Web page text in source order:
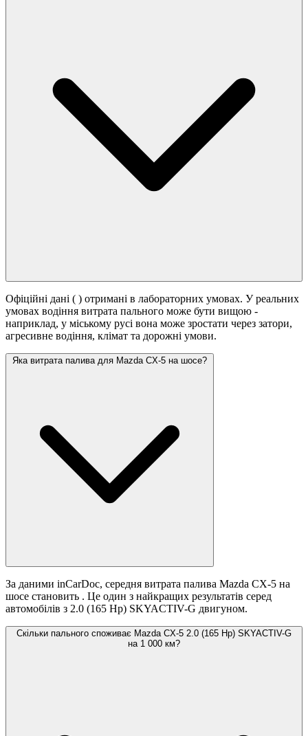
Офіційні дані ( ) отримані в лабораторних умовах. У реальних
умовах водіння витрата пального може бути вищою -
наприклад, у міському русі вона може зростати через затори,
агресивне водіння, клімат та дорожні умови.
Яка витрата палива для Mazda CX-5 на шосе?
За даними inCarDoc, середня витрата палива Mazda CX-5 на
шосе становить . Це один з найкращих результатів серед
автомобілів з 2.0 (165 Hp) SKYACTIV-G двигуном.
Скільки пального споживає Mazda CX-5 2.0 (165 Hp) SKYACTIV-G
на 1 000 км?